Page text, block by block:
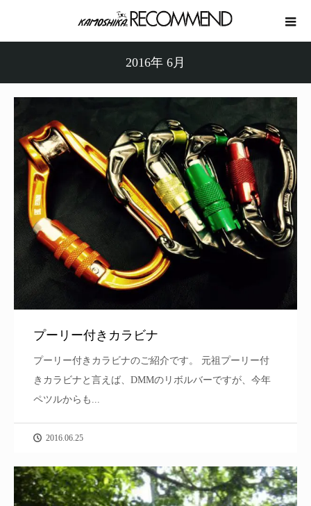
2016年 6月
プーリー付きカラビナ
プーリー付きカラビナのご紹介です。 元祖プーリー付
きカラビナと言えば、DMMのリボルバーですが、今年
ペツルからも...
2016.06.25